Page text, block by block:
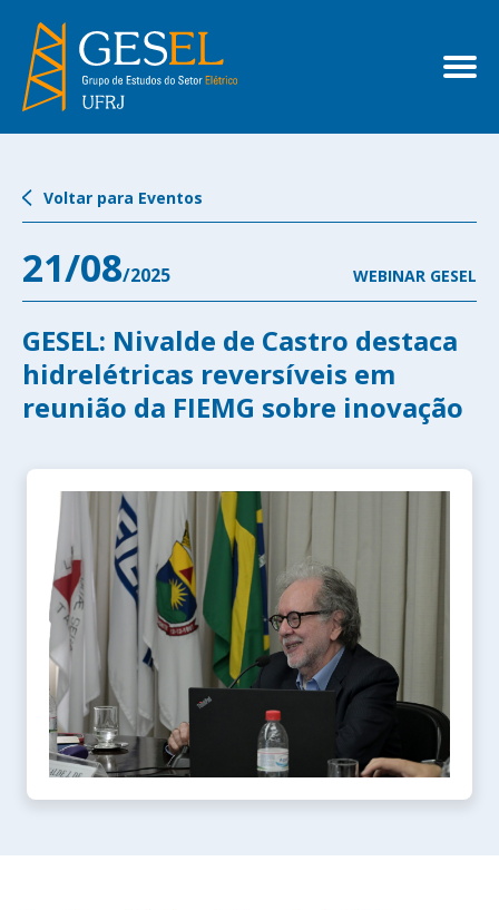
Voltar para Eventos
21/08/2025 WEBINAR GESEL
GESEL: Nivalde de Castro destaca
hidrelétricas reversíveis em
reunião da FIEMG sobre inovação